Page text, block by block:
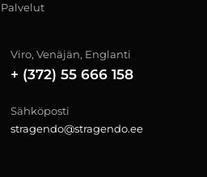
Palvelut
Viro, Venäjän, Englanti
+ (372) 55 666 158
Sähköposti
stragendo@stragendo.ee